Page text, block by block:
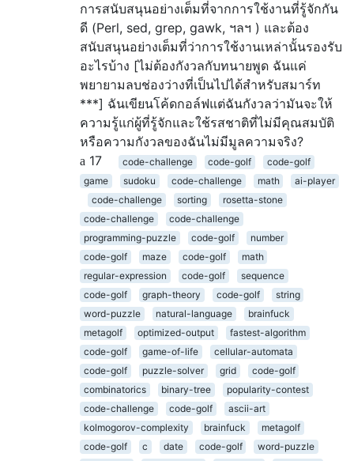
การสนับสนุนอย่างเต็มที่จากการใช้งานที่รู้จักกัน
ดี (Perl, sed, grep, gawk, ฯลฯ ) และต้อง
สนับสนุนอย่างเต็มที่ว่าการใช้งานเหล่านั้นรองรับ
อะไรบ้าง [ไม่ต้องกังวลกับทนายพูด ฉันแค่
พยายามลบช่องว่างที่เป็นไปได้สำหรับสมาร์ท
***] ฉันเขียนโค้ดกอล์ฟแต่ฉันกังวลว่ามันจะให้
ความรู้แก่ผู้ที่รู้จักและใช้รสชาติที่ไม่มีคุณสมบัติ
หรือความกังวลของฉันไม่มีมูลความจริง?
17
code-challenge code-golf
code-golf
game
sudoku code-challenge math
ai-player
code-challenge
sorting
rosetta-stone
code-challenge
code-challenge
programming-puzzle
code-golf
number
code-golf
maze code-golf
math
regular-expression
code-golf
sequence
code-golf
graph-theory code-golf
string
word-puzzle
natural-language
brainfuck
metagolf
optimized-output
fastest-algorithm
code-golf
game-of-life
cellular-automata
code-golf
puzzle-solver grid
code-golf
combinatorics
binary-tree
popularity-contest
code-challenge
code-golf
ascii-art
kolmogorov-complexity
brainfuck
metagolf
code-golf
c date code-golf
word-puzzle